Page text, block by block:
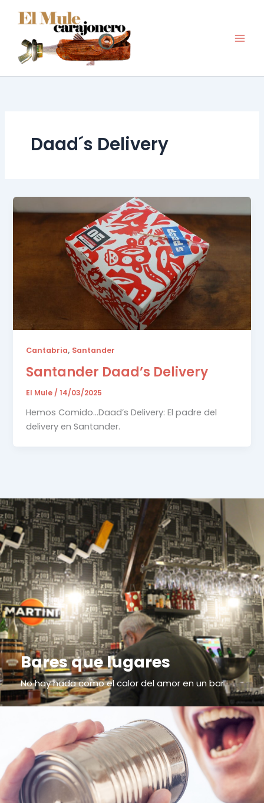
Daad´s Delivery
Cantabria, Santander
Santander Daad’s Delivery
El Mule/14/03/2025
Hemos Comido…Daad’s Delivery: El padre del
delivery en Santander.
Bares que lugares
No hay nada como el calor del amor en un bar